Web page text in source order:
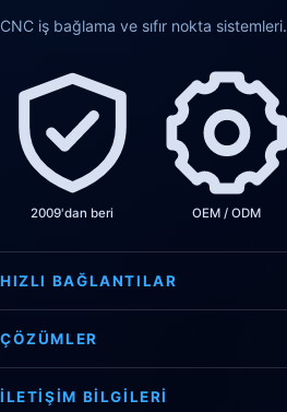
CNC iş bağlama ve sıfır nokta sistemleri.
2009'dan beri OEM / ODM
HIZLI BAĞLANTILAR
ÇÖZÜMLER
İLETIŞIM BILGILERI